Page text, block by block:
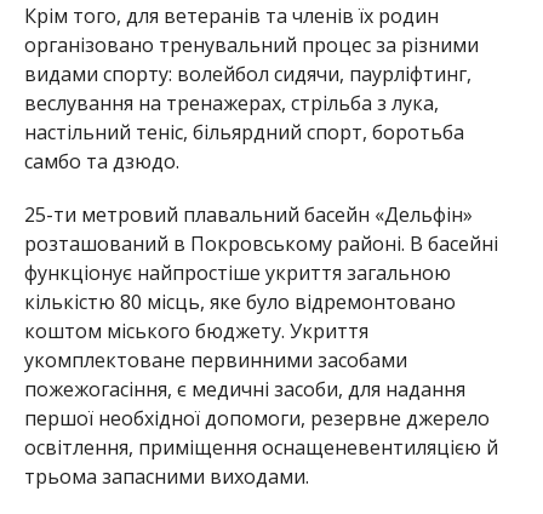
Крім того, для ветеранів та членів їх родин
організовано тренувальний процес за різними
видами спорту: волейбол сидячи, паурліфтинг,
веслування на тренажерах, стрільба з лука,
настільний теніс, більярдний спорт, боротьба
самбо та дзюдо.
25-ти метровий плавальний басейн «Дельфін»
розташований в Покровському районі. В басейні
функціонує найпростіше укриття загальною
кількістю 80 місць, яке було відремонтовано
коштом міського бюджету. Укриття
укомплектоване первинними засобами
пожежогасіння, є медичні засоби, для надання
першої необхідної допомоги, резервне джерело
освітлення, приміщення оснащеневентиляцією й
трьома запасними виходами.